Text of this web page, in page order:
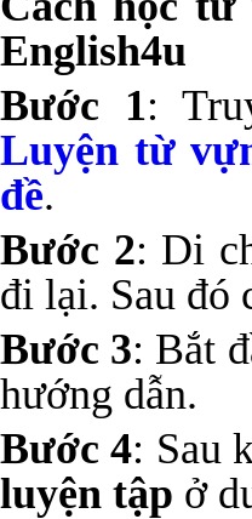
English4u
Bước 1:
Luyện từ
đề.
Bước 2: Di
đi lại. Sau đó
Bước 3: Bắt
hướng dẫn.
Bước 4: Sau
luyện tập ở